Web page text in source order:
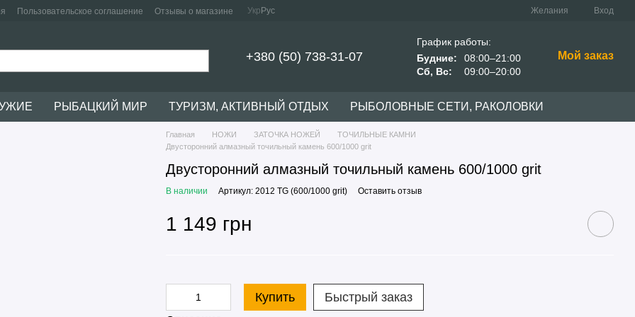
Пользовательское соглашение Отзывы о магазине Укр Рус Желания Вход
+380 (50) 738-31-07
График работы:
Будние:
08:00–21:00
Сб, Вс:
09:00–20:00
Мой заказ
РЫБАЦКИЙ МИР ТУРИЗМ, АКТИВНЫЙ ОТДЫХ РЫБОЛОВНЫЕ СЕТИ, РАКОЛОВКИ
Главная НОЖИ ЗАТОЧКА НОЖЕЙ
ТОЧИЛЬНЫЕ КАМНИ
Двусторонний алмазный точильный камень 600/1000 grit
Двусторонний алмазный точильный камень 600/1000 grit
В наличии Артикул: 2012 TG (600/1000 grit) Оставить отзыв
1 149 грн
Купить Быстрый заказ